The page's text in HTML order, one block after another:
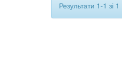
Результати 1-1 зі